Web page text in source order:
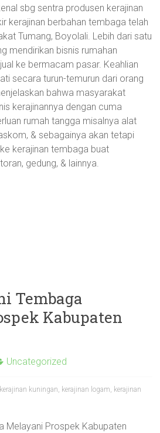
sbg sentra produsen kerajinan
kerajinan berbahan tembaga telah
Tumang, Boyolali. Lebih dari satu
mendirikan bisnis rumahan
ke bermacam pasar. Keahlian
secara turun-temurun dari orang
bahwa masyarakat
kerajinannya dengan cuma
rumah tangga misalnya alat
& sebagainya akan tetapi
kerajinan tembaga buat
gedung, & lainnya.
Tembaga
Kabupaten
Uncategorized
kerajinan kuningan, kerajinan logam, kerajinan
Melayani Prospek Kabupaten